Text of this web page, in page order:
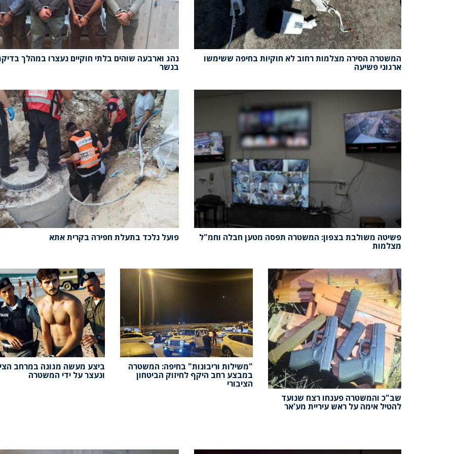
המשטרה הסירה מצלמות רחוב לא חוקיות בחיפה ששימשו
ארגוני פשיעה
נהג וארבעה שוהים בלתי חוקיים נעצרו במהלך
בנשר
פשיטה משולבת בצפון: המשטרה תפסה מטען חבלה וחמ"ל
מצלמות
פועל נלכד בתעלת חפירה בקרית אתא
שב"כ והמשטרה פענחו רצח שנועד
להטיל אימה על ראש עיריית מע'אר
"משילות וריבונות" בחיפה: המשטרה
במבצע רחב היקף לחיזוק הביטחון
הציבורי
ביצע מעשה מגונה במרחב
ונעצר על ידי המשטרה